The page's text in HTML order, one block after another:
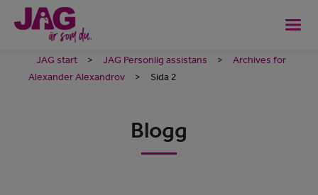
JAG start > JAG Personlig assistans >
Archives for
Alexander Alexandrov
> Sida 2
Blogg